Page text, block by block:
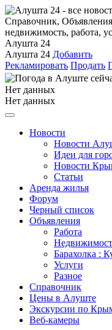
Алушта 24
Алушта 24 Добавить
Рекламировать Продать
Нет данных
Нет данных
Новости
Новости
Идеи для
Новости
Статьи
Аренда жилья
Форум
Черный список
Объявления
Работа
Барахолка :
Услуги
Разное
Справочник
Цены в Алуште
Экскурсии по
Веб-камеры